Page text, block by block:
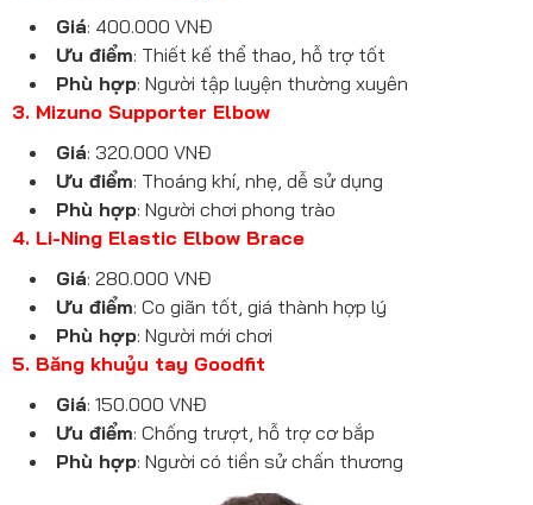
Giá: 400.000 VNĐ
Ưu điểm: Thiết kế thể thao, hỗ trợ tốt
Phù hợp: Người tập luyện thường xuyên
3. Mizuno Supporter Elbow
Giá: 320.000 VNĐ
Ưu điểm: Thoáng khí, nhẹ, dễ sử dụng
Phù hợp: Người chơi phong trào
4. Li-Ning Elastic Elbow Brace
Giá: 280.000 VNĐ
Ưu điểm: Co giãn tốt, giá thành hợp lý
Phù hợp: Người mới chơi
5. Băng khuỷu tay Goodfit
Giá: 150.000 VNĐ
Ưu điểm: Chống trượt, hỗ trợ cơ bắp
Phù hợp: Người có tiền sử chấn thương